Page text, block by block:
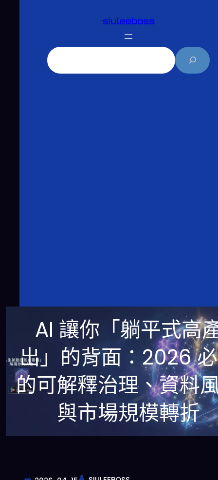
siuleeboss
AI 讓你「躺平式高
出」的背面：2026
的可解釋治理、資料
與市場規模轉折